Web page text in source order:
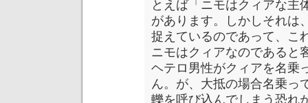
とえば「ニモはクィアな主
があります。しかしそれは
捉えているのであって、こ
ニモはクィアなのであると
ヘテロ男性がクィアを名乗
ん。が、大抵の場合名乗っ
轢を呼び込んでしまう恐れ